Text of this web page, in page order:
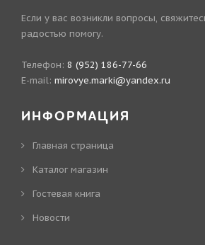
Если у вас возникли вопросы,
радостью помогу.
Телефон: 8 (952) 186-77-66
E-mail: mirovye.marki@yandex.ru
ИНФОРМАЦИЯ
Главная страница
Каталог магазин
Гостевая книга
Новости